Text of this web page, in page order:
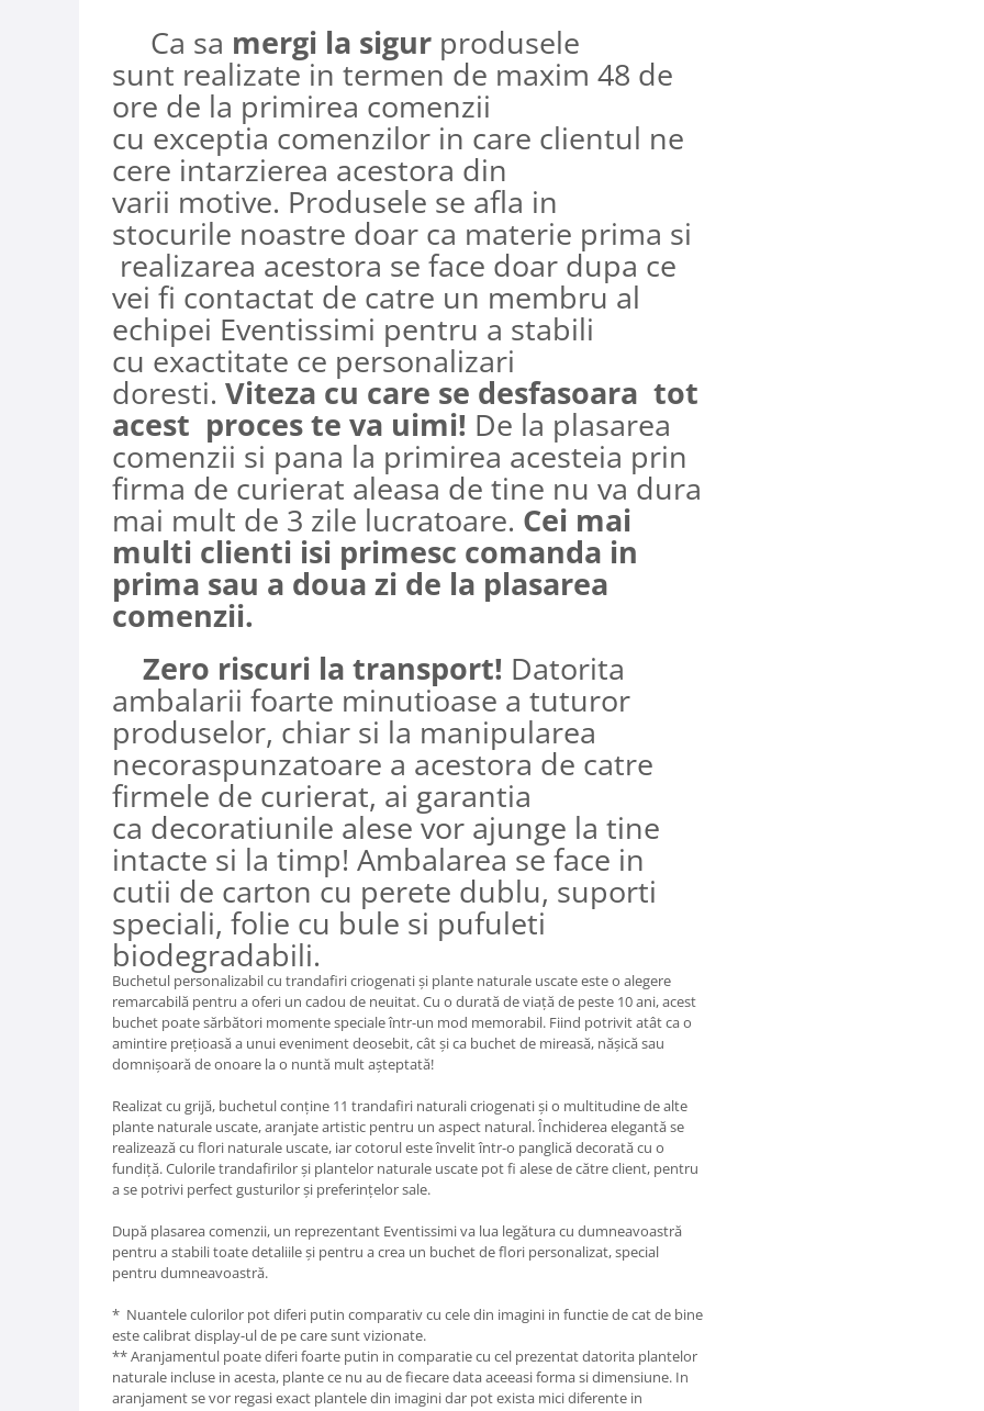
Ca sa mergi la sigur produsele
sunt realizate in termen de maxim 48 de
ore de la primirea comenzii
cu exceptia comenzilor in care clientul ne
cere intarzierea acestora din
varii motive. Produsele se afla in
stocurile noastre doar ca materie prima si
realizarea acestora se face doar dupa ce
vei fi contactat de catre un membru al
echipei Eventissimi pentru a stabili
cu exactitate ce personalizari
doresti. Viteza cu care se desfasoara tot
acest proces te va uimi! De la plasarea
comenzii si pana la primirea acesteia prin
firma de curierat aleasa de tine nu va dura
mai mult de 3 zile lucratoare. Cei mai
multi clienti isi primesc comanda in
prima sau a doua zi de la plasarea
comenzii.
Zero riscuri la transport! Datorita
ambalarii foarte minutioase a tuturor
produselor, chiar si la manipularea
necoraspunzatoare a acestora de catre
firmele de curierat, ai garantia
ca decoratiunile alese vor ajunge la tine
intacte si la timp! Ambalarea se face in
cutii de carton cu perete dublu, suporti
speciali, folie cu bule si pufuleti
biodegradabili.
Buchetul personalizabil cu trandafiri criogenati și plante naturale uscate este o alegere
remarcabilă pentru a oferi un cadou de neuitat. Cu o durată de viață de peste 10 ani, acest
buchet poate sărbători momente speciale într-un mod memorabil. Fiind potrivit atât ca o
amintire prețioasă a unui eveniment deosebit, cât și ca buchet de mireasă, nășică sau
domnișoară de onoare la o nuntă mult așteptată!
Realizat cu grijă, buchetul conține 11 trandafiri naturali criogenati și o multitudine de alte
plante naturale uscate, aranjate artistic pentru un aspect natural. Închiderea elegantă se
realizează cu flori naturale uscate, iar cotorul este învelit într-o panglică decorată cu o
fundiță. Culorile trandafirilor și plantelor naturale uscate pot fi alese de către client, pentru
a se potrivi perfect gusturilor și preferințelor sale.
După plasarea comenzii, un reprezentant Eventissimi va lua legătura cu dumneavoastră
pentru a stabili toate detaliile și pentru a crea un buchet de flori personalizat, special
pentru dumneavoastră.
* Nuantele culorilor pot diferi putin comparativ cu cele din imagini in functie de cat de bine
este calibrat display-ul de pe care sunt vizionate.
** Aranjamentul poate diferi foarte putin in comparatie cu cel prezentat datorita plantelor
naturale incluse in acesta, plante ce nu au de fiecare data aceeasi forma si dimensiune. In
aranjament se vor regasi exact plantele din imagini dar pot exista mici diferente in